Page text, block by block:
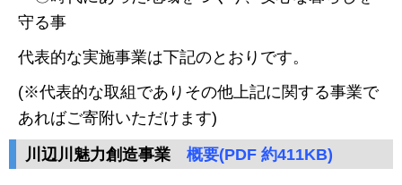
守る事
代表的な実施事業は下記のとおりです。
(※代表的な取組でありその他上記に関する事業で
あればご寄附いただけます)
川辺川魅力創造事業 概要(PDF 約411KB)